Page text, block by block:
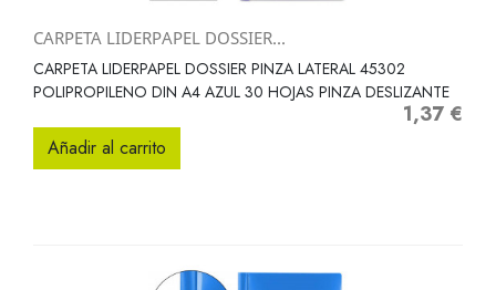
CARPETA LIDERPAPEL DOSSIER...
CARPETA LIDERPAPEL DOSSIER PINZA LATERAL 45302
POLIPROPILENO DIN A4 AZUL 30 HOJAS PINZA DESLIZANTE
Precio
1,37 €
Añadir al carrito